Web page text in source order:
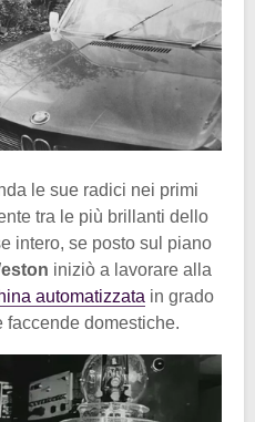
le sue radici nei primi
tra le più brillanti dello
intero, se posto sul piano
iniziò a lavorare alla
automatizzata in grado
domestiche.